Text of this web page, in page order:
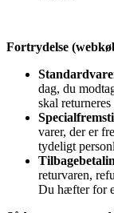
Fortrydelse
dag, du
skal
varer, der er
tydeligt
returvaren,
Du hæfter for